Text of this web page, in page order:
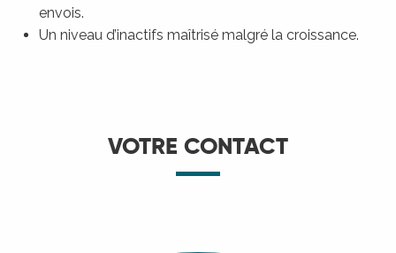
envois.
Un niveau d’inactifs maîtrisé malgré la croissance.
VOTRE CONTACT